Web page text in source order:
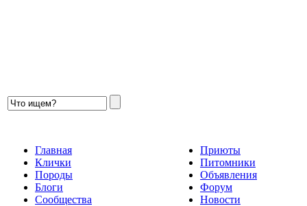
Главная
Клички
Породы
Блоги
Сообщества
Приюты
Питомники
Объявления
Форум
Новости